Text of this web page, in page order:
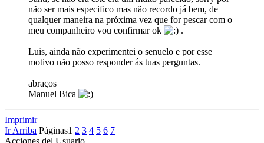
não ser mais especifico mas não recordo já bem, de
qualquer maneira na próxima vez que for pescar com o
meu companheiro vou confirmar ok
.
Luis, ainda não experimentei o senuelo e por esse
motivo não posso responder ás tuas perguntas.
abraços
Manuel Bica
Imprimir
Ir Arriba Páginas1 2 3 4 5 6 7
Acciones del Usuario